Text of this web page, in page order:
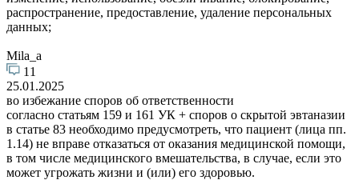
распространение, предоставление, удаление персональных
данных;
Mila_a
11
25.01.2025
во избежание споров об ответственности
согласно статьям 159 и 161 УК + споров о скрытой эвтаназии
в статье 83 необходимо предусмотреть, что пациент (лица пп.
1.14) не вправе отказаться от оказания медицинской помощи,
в том числе медицинского вмешательства, в случае, если это
может угрожать жизни и (или) его здоровью.